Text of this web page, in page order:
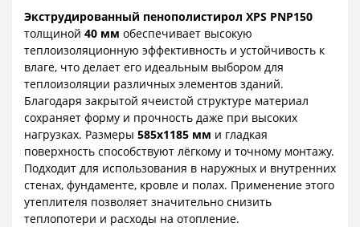
Экструдированный пенополистирол XPS PNP150
толщиной 40 мм обеспечивает высокую
теплоизоляционную эффективность и устойчивость к
влаге, что делает его идеальным выбором для
теплоизоляции различных элементов зданий.
Благодаря закрытой ячеистой структуре материал
сохраняет форму и прочность даже при высоких
нагрузках. Размеры 585x1185 мм и гладкая
поверхность способствуют лёгкому и точному монтажу.
Подходит для использования в наружных и внутренних
стенах, фундаменте, кровле и полах. Применение этого
утеплителя позволяет значительно снизить
теплопотери и расходы на отопление.